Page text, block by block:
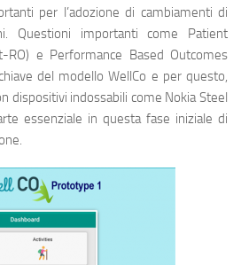
per l’adozione di cambiamenti di
Questioni importanti come Patient
RO) e Performance Based Outcomes
del modello WellCo e per questo,
dispositivi indossabili come Nokia Steel
essenziale in questa fase iniziale di